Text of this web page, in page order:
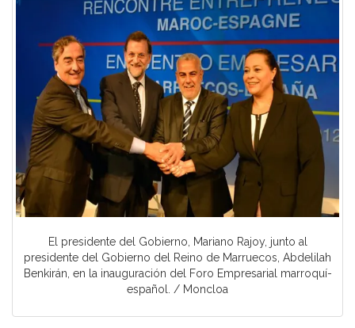
El presidente del Gobierno, Mariano Rajoy, junto al
presidente del Gobierno del Reino de Marruecos, Abdelilah
Benkirán, en la inauguración del Foro Empresarial marroquí-
español. / Moncloa